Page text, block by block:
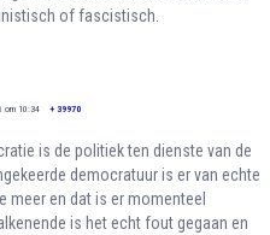
of fascistisch.
om 10:34 + 39970
is de politiek ten dienste van de
democratuur is er van echte
meer en dat is er momenteel
is het echt fout gegaan en